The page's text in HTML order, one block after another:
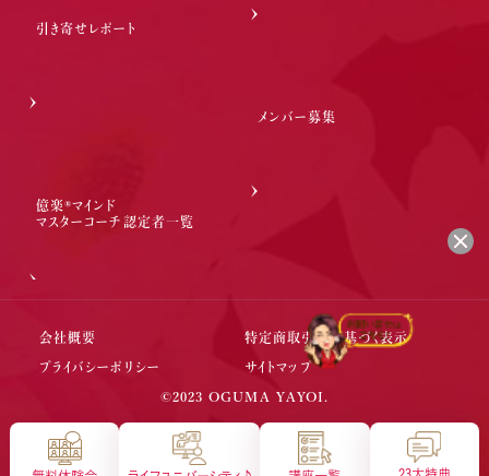
会社概要 特定商取引法に基づく表示
プライバシーポリシー サイトマップ
引き寄せレポート
億楽®マインド
マスターコーチ認定者一覧
メンバー募集
©2023 OGUMA YAYOI.
会社概要 特定商取引法に基づく表示
プライバシーポリシー サイトマップ